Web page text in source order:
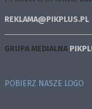
REKLAMA@PIKPLUS.PL
GRUPA MEDIALNA
POBIERZ NASZE LOGO